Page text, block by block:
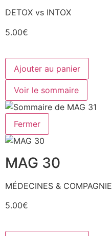
DETOX vs INTOX
5.00€
Ajouter au panier
Voir le sommaire
Fermer
MAG 30
MÉDECINES & COMPAGNIE
5.00€